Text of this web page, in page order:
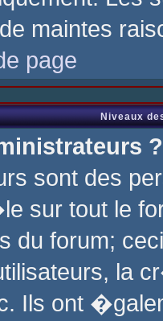
maintes
page
Niveaux
?
sont des
sur tout le
du forum;
la
Ils ont